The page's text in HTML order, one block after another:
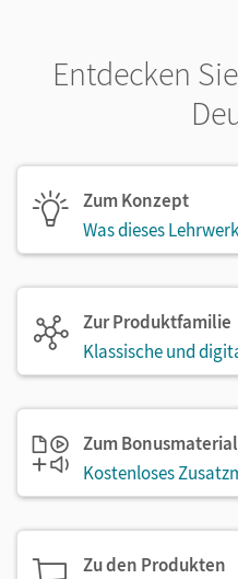
Entdecken
Zum Konzept
Was dieses
Zur Produktfamilie
Klassische und
Zum Bonusmaterial
Kostenloses
Zu den Produkten